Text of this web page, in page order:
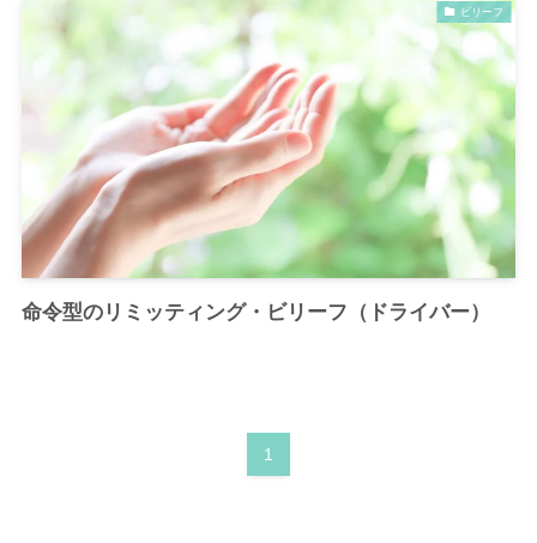
ビリーフ
命令型のリミッティング・ビリーフ（ドライバー）
1